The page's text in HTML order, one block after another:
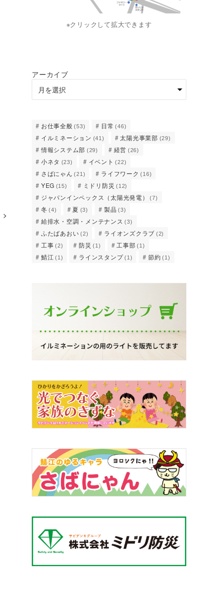
※クリックして拡大できます
アーカイブ
お仕事全般 (53) 日常 (46)
イルミネーション (41) 太陽光事業部 (29)
情報システム部 (29) 経営 (26)
小ネタ (23) イベント (22)
さばにゃん (21) ライフワーク (16)
YEG (15) ミドリ防災 (12)
ジャパンインペックス（太陽光発電） (7)
冬 (4) 夏 (3) 製品 (3)
給排水・空調・メンテナンス (3)
ふたばあおい (2) ライオンズクラブ (2)
工事 (2) 防災 (1) 工事部 (1)
鯖江 (1) ラインスタンプ (1) 節約 (1)